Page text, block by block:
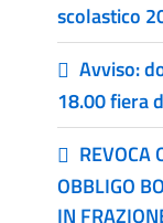
scolastico
Avviso:
18.00 fiera
REVOCA
OBBLIGO
IN